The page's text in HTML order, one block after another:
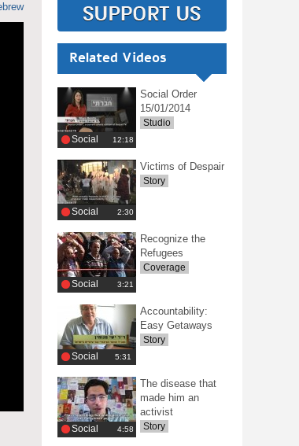
Related Videos
Social ‎12:18
Social Order
15/01/2014
Studio
Social ‎2:30
Victims of Despair
Story
Social ‎3:21
Recognize the
Refugees
Coverage
Social ‎5:31
Accountability:
Easy Getaways
Story
Social ‎4:58
The disease that
made him an
activist
Story